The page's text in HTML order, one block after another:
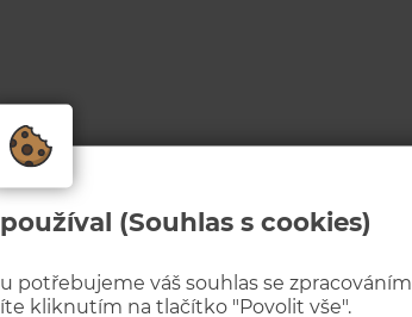
(Souhlas s cookies)
potřebujeme váš souhlas se zpracováním
kliknutím na tlačítko "Povolit vše".